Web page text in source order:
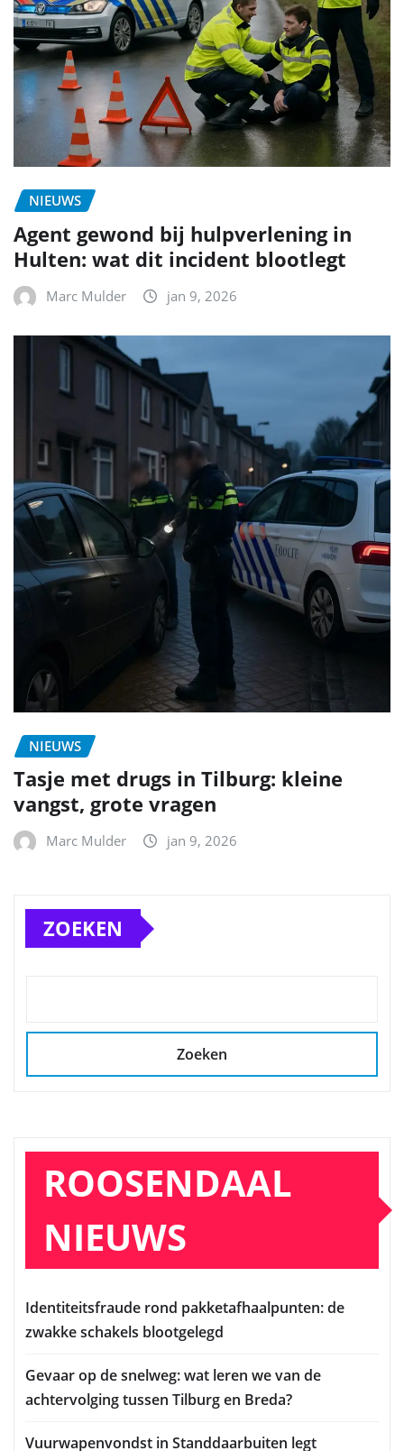
NIEUWS
Agent gewond bij hulpverlening in
Hulten: wat dit incident blootlegt
Marc Mulder jan 9, 2026
NIEUWS
Tasje met drugs in Tilburg: kleine
vangst, grote vragen
Marc Mulder jan 9, 2026
ZOEKEN
Zoeken
ROOSENDAAL
NIEUWS
Identiteitsfraude rond pakketafhaalpunten: de
zwakke schakels blootgelegd
Gevaar op de snelweg: wat leren we van de
achtervolging tussen Tilburg en Breda?
Vuurwapenvondst in Standdaarbuiten legt